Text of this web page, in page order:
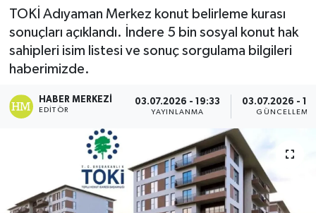
TOKİ Adıyaman Merkez konut belirleme kurası
sonuçları açıklandı. İndere 5 bin sosyal konut hak
sahipleri isim listesi ve sonuç sorgulama bilgileri
haberimizde.
HABER MERKEZI
EDITÖR
03.07.2026 - 19:33
YAYINLANMA
03.07.2026 -
GÜNCELLEME
BİYOGRAFİLER
Burhaniye
Dursunbey
Edremit
Tüm Manşetler
Son Dakika Haberleri